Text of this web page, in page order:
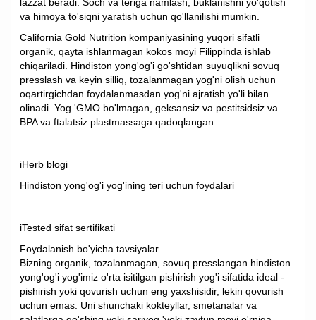
va himoya to'siqni yaratish uchun qo'llanilishi mumkin.
California Gold Nutrition kompaniyasining yuqori sifatli
organik, qayta ishlanmagan kokos moyi Filippinda ishlab
chiqariladi. Hindiston yong'og'i go'shtidan suyuqlikni sovuq
presslash va keyin silliq, tozalanmagan yog'ni olish uchun
oqartirgichdan foydalanmasdan yog'ni ajratish yo'li bilan
olinadi. Yog 'GMO bo'lmagan, geksansiz va pestitsidsiz va
BPA va ftalatsiz plastmassaga qadoqlangan.
iHerb blogi
Hindiston yong'og'i yog'ining teri uchun foydalari
iTested sifat sertifikati
Foydalanish bo'yicha tavsiyalar
Bizning organik, tozalanmagan, sovuq presslangan hindiston
yong'og'i yog'imiz o'rta isitilgan pishirish yog'i sifatida ideal -
pishirish yoki qovurish uchun eng yaxshisidir, lekin qovurish
uchun emas. Uni shunchaki kokteyllar, smetanalar va